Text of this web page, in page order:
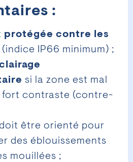
:
protégée contre les
(indice IP66 minimum) ;
si la zone est mal
fort contraste (contre-
doit être orienté pour
des éblouissements
mouillées ;